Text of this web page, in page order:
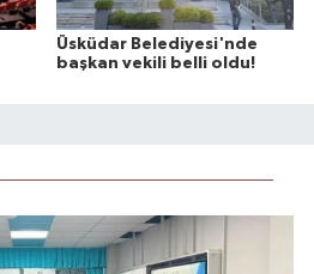
Üsküdar Belediyesi'nde
başkan vekili belli oldu!